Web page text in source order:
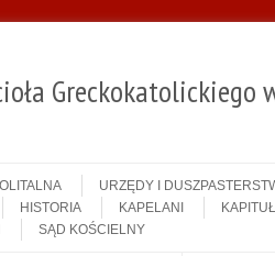
Greckokatolickiego
URZĘDY I
HISTORIA KAPELANI
SĄD KOŚCIELNY